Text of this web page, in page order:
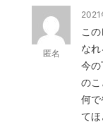
匿名
2021
こ
なれ
今の
のこ
何
てほ